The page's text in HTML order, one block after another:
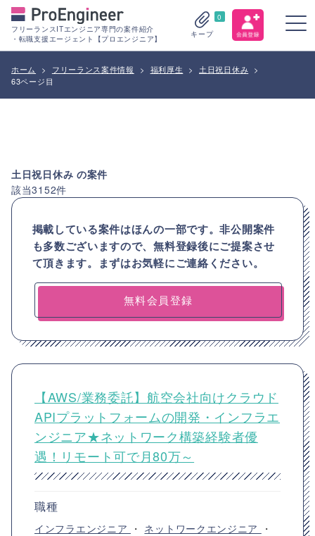
フリーランスITエンジニア専門の案件紹介
・転職支援エージェント【プロエンジニア】
0
キープ
ホーム > フリーランス案件情報 > 福利厚生 > 土日祝日休み >
63ページ目
土日祝日休み の案件
該当3152件
掲載している案件はほんの一部です。非公開案件
も多数ございますので、無料登録後にご提案させ
て頂きます。まずはお気軽にご連絡ください。
無料会員登録
【AWS/業務委託】航空会社向けクラウド
APIプラットフォームの開発・インフラエ
ンジニア★ネットワーク構築経験者優
遇！リモート可で月80万～
職種
インフラエンジニア ・ ネットワークエンジニア
・